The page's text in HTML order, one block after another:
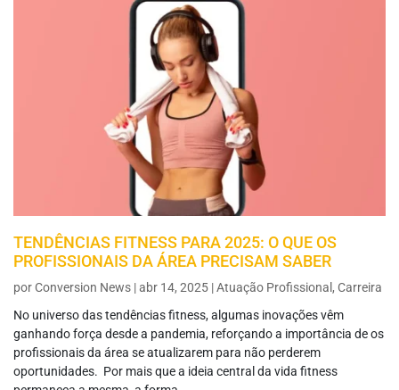
TENDÊNCIAS FITNESS PARA 2025: O QUE OS
PROFISSIONAIS DA ÁREA PRECISAM SABER
porConversion News |abr 14, 2025 |Atuação Profissional, Carreira
No universo das tendências fitness, algumas inovações vêm
ganhando força desde a pandemia, reforçando a importância de os
profissionais da área se atualizarem para não perderem
oportunidades. Por mais que a ideia central da vida fitness